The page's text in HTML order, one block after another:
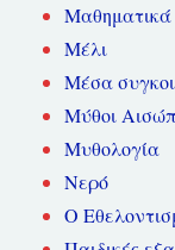
Μαθηματικά
Μέλι
Μέσα
Μύθοι
Μυθολογία
Νερό
Ο